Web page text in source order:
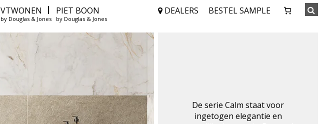
VTWONEN
by Douglas & Jones
PIET BOON
by Douglas & Jones
DEALERS BESTEL SAMPLE
De serie Calm staat voor
ingetogen elegantie en